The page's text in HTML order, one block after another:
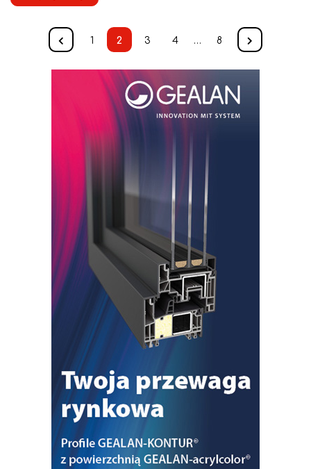
1 2 3 4 … 8